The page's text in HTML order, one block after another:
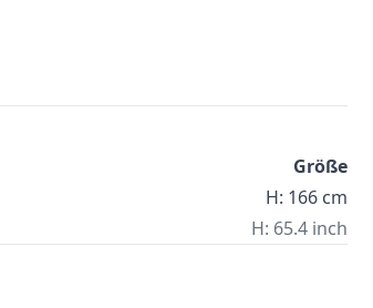
Größe
H: 166 cm
H: 65.4 inch